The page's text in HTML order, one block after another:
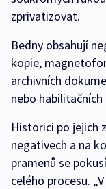
zprivatizovat.
Bedny obsahují
kopie,
archivních
nebo habilitačních
Historici po jejich
negativech a na
pramenů se
celého procesu.